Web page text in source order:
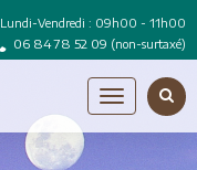
Lundi-Vendredi : 09h00 - 11h00
06 84 78 52 09 (non-surtaxé)